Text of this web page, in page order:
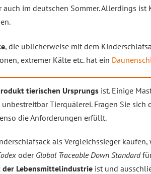
im deutschen Sommer. Allerdings ist
, die üblicherweise mit dem
extremer Kälte etc. hat ein
tierischen Ursprungs ist. Einige
Tierquälerei. Fragen Sie sich
die Anforderungen erfüllt.
als Vergleichssieger kaufen,
oder Global Traceable Down Standard
der Lebensmittelindustrie ist und